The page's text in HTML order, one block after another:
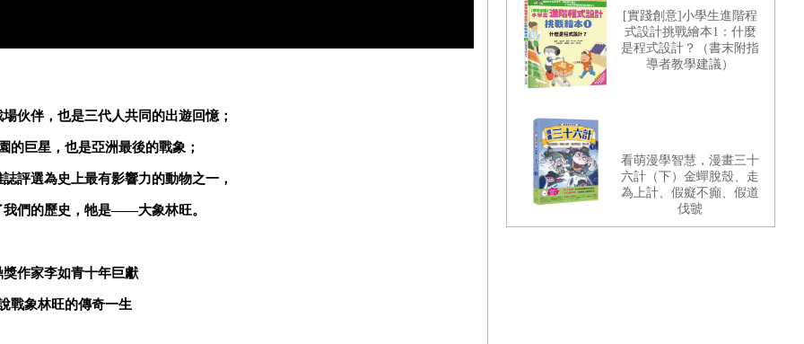
伙伴，也是三代人共同的出遊回憶；
的巨星，也是亞洲最後的戰象；
評選為史上最有影響力的動物之一，
我們的歷史，牠是——大象林旺。
獎作家李如青十年巨獻
戰象林旺的傳奇一生
[實踐創意]小學生進階程
式設計挑戰繪本1：什麼
是程式設計？（書末附指
導者教學建議）
看萌漫學智慧，漫畫三十
六計（下）金蟬脫殼、走
為上計、假癡不癲、假道
伐虢